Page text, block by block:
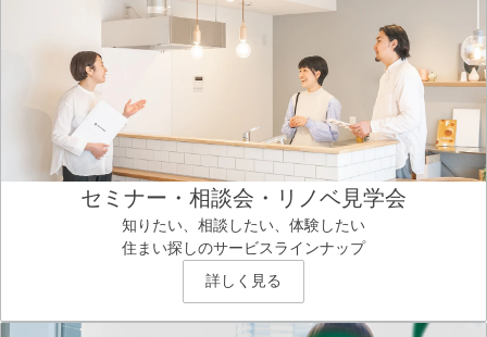
セミナー・相談会・リノベ見学会
知りたい、相談したい、体験したい
住まい探しのサービスラインナップ
詳しく見る